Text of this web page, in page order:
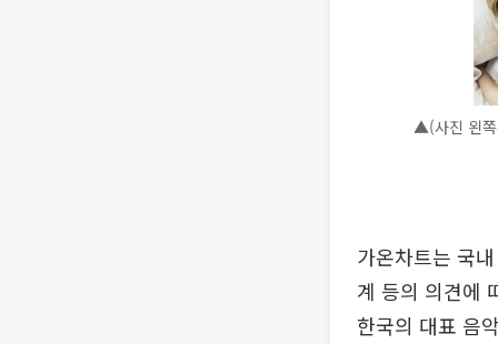
▲(사진 왼쪽
가온차트는 국
계 등의 의견에
한국의 대표 음